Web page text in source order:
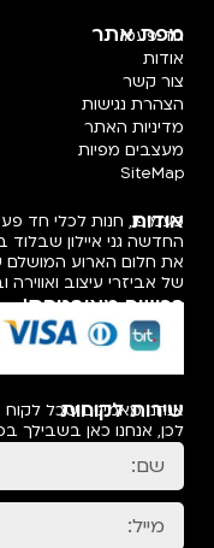
מפת אתר
חד פעמי
אודות
צור קשר
הצהרת נגישות
מדיניות האתר
מעצבים מפיות
SiteMap
אודות
החדשה גני איילון
את חלום הארוע המושלם
של אביזרי עיצוב
רכישה מאובטחת!
שירות לקוחות
אנחנו מאמינים שכל לקוח
לכן, אנחנו כאן בשבילך